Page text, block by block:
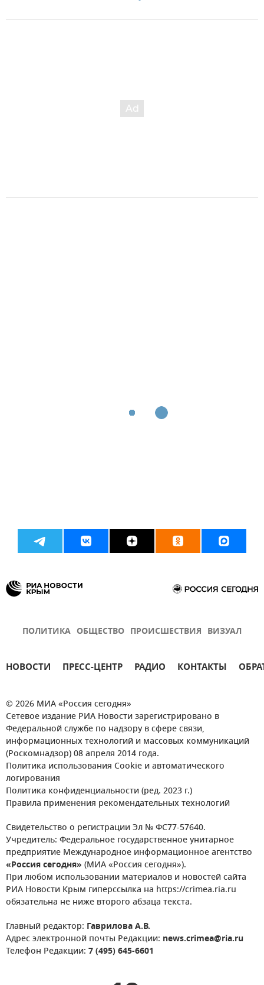
ПОЛИТИКА ОБЩЕСТВО ПРОИСШЕСТВИЯ ВИЗУАЛ
НОВОСТИ ПРЕСС-ЦЕНТР РАДИО КОНТАКТЫ
© 2026 МИА «Россия сегодня»
Сетевое издание РИА Новости зарегистрировано в
Федеральной службе по надзору в сфере связи,
информационных технологий и массовых коммуникаций
(Роскомнадзор) 08 апреля 2014 года.
Политика использования Cookie и автоматического
логирования
Политика конфиденциальности (ред. 2023 г.)
Правила применения рекомендательных технологий
Свидетельство о регистрации Эл № ФС77-57640.
Учредитель: Федеральное государственное унитарное
предприятие Международное информационное агентство
«Россия сегодня» (МИА «Россия сегодня»).
При любом использовании материалов и новостей сайта
РИА Новости Крым гиперссылка на https://crimea.ria.ru
обязательна не ниже второго абзаца текста.
Главный редактор: Гаврилова А.В.
Адрес электронной почты Редакции: news.crimea@ria.ru
Телефон Редакции: 7 (495) 645-6601